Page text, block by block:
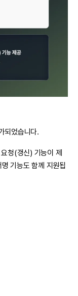
되었습니다.
청(갱신) 기능이 제
기능도 함께 지원됩